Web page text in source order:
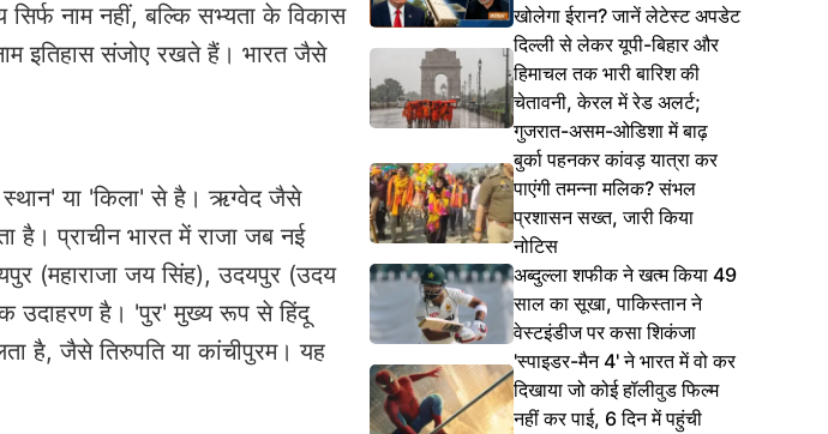
नाम नहीं, बल्कि सभ्यता के विकास
इतिहास संजोए रखते हैं। भारत जैसे
या 'किला' से है। ऋग्वेद जैसे
है। प्राचीन भारत में राजा जब नई
(महाराजा जय सिंह), उदयपुर (उदय
उदाहरण है। 'पुर' मुख्य रूप से हिंदू
है, जैसे तिरुपति या कांचीपुरम। यह
खोलेगा ईरान? जानें लेटेस्ट अपडेट
दिल्ली से लेकर यूपी-बिहार और
हिमाचल तक भारी बारिश की
चेतावनी, केरल में रेड अलर्ट;
गुजरात-असम-ओडिशा में बाढ़
बुर्का पहनकर कांवड़ यात्रा कर
पाएंगी तमन्ना मलिक? संभल
प्रशासन सख्त, जारी किया
नोटिस
अब्दुल्ला शफीक ने खत्म किया 49
साल का सूखा, पाकिस्तान ने
वेस्टइंडीज पर कसा शिकंजा
'स्पाइडर-मैन 4' ने भारत में वो कर
दिखाया जो कोई हॉलीवुड फिल्म
नहीं कर पाई, 6 दिन में पहुंची